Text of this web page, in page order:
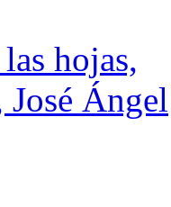
hojas,
José Ángel